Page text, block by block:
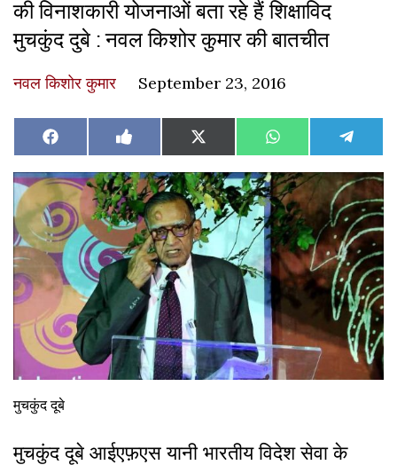
की विनाशकारी योजनाओं बता रहे हैं शिक्षाविद
मुचकुंद दुबे : नवल किशोर कुमार की बातचीत
नवल किशोर कुमार September 23, 2016
Share
on
Facebook Share
on
Like
on
Facebook
Share
on
X
(Twitter)
Share
on
WhatsAppShare
on
मुचकुंद दूबे
मुचकुंद दूबे आईएफ़एस यानी भारतीय विदेश सेवा के